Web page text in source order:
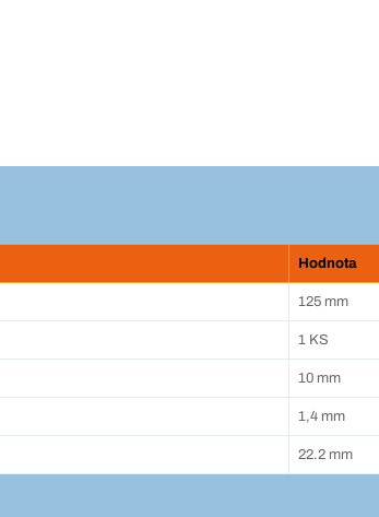
Hodnota
125 mm
1 KS
10 mm
1,4 mm
22.2 mm